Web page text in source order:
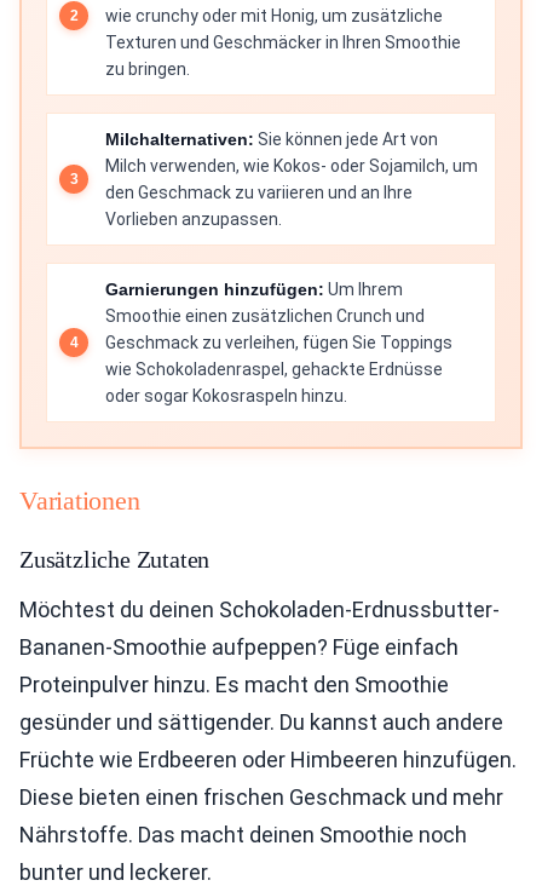
wie crunchy oder mit Honig, um zusätzliche
Texturen und Geschmäcker in Ihren Smoothie
zu bringen.
Milchalternativen: Sie können jede Art von
Milch verwenden, wie Kokos- oder Sojamilch, um
den Geschmack zu variieren und an Ihre
Vorlieben anzupassen.
Garnierungen hinzufügen: Um Ihrem
Smoothie einen zusätzlichen Crunch und
Geschmack zu verleihen, fügen Sie Toppings
wie Schokoladenraspel, gehackte Erdnüsse
oder sogar Kokosraspeln hinzu.
Variationen
Zusätzliche Zutaten
Möchtest du deinen Schokoladen-Erdnussbutter-
Bananen-Smoothie aufpeppen? Füge einfach
Proteinpulver hinzu. Es macht den Smoothie
gesünder und sättigender. Du kannst auch andere
Früchte wie Erdbeeren oder Himbeeren hinzufügen.
Diese bieten einen frischen Geschmack und mehr
Nährstoffe. Das macht deinen Smoothie noch
bunter und leckerer.